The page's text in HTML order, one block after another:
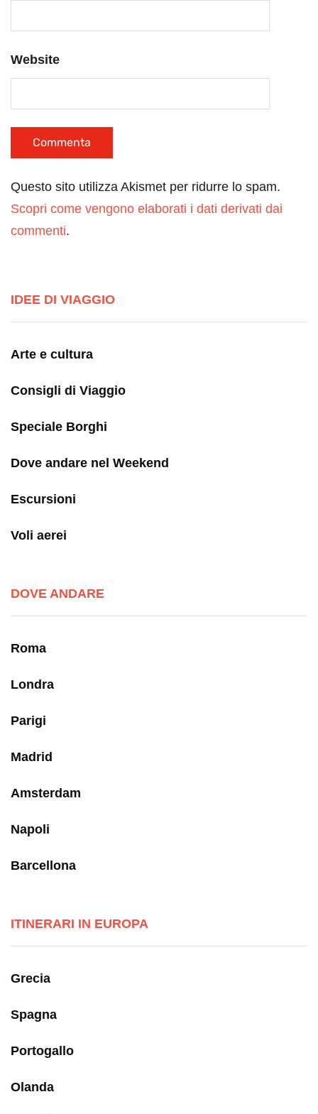
Website
Questo sito utilizza Akismet per ridurre lo spam.
Scopri come vengono elaborati i dati derivati dai
commenti.
IDEE DI VIAGGIO
Arte e cultura
Consigli di Viaggio
Speciale Borghi
Dove andare nel Weekend
Escursioni
Voli aerei
DOVE ANDARE
Roma
Londra
Parigi
Madrid
Amsterdam
Napoli
Barcellona
ITINERARI IN EUROPA
Grecia
Spagna
Portogallo
Olanda